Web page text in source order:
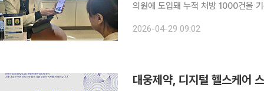
의원에 도입돼 누적 처방 1000건을 기록했다고 29일 밝혔
난해 5월 식품의약품안전처 허가를
2026-04-29 09:02
대웅제약, 디지털 헬스케어